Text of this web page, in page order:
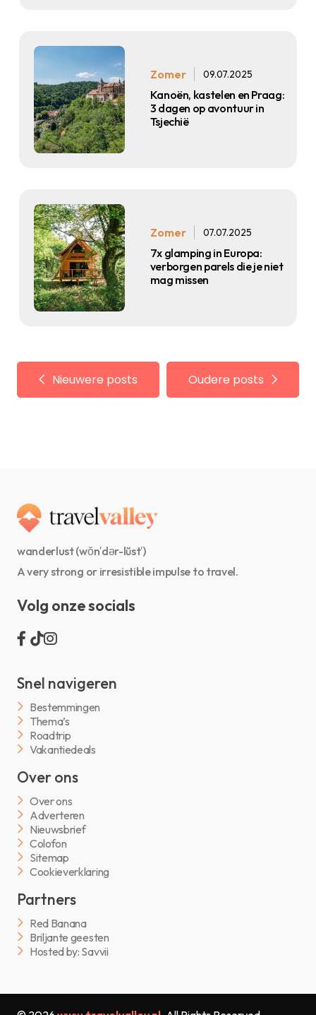
Zomer 09.07.2025
Kanoën, kastelen en Praag:
3 dagen op avontuur in
Tsjechië
Zomer 07.07.2025
7x glamping in Europa:
verborgen parels die je niet
mag missen
Nieuwere posts Oudere posts
wanderlust (wŏn′dər-lŭst′)
A very strong or irresistible impulse to travel.
Volg onze socials
Snel navigeren
Bestemmingen
Thema’s
Roadtrip
Vakantiedeals
Over ons
Over ons
Adverteren
Nieuwsbrief
Colofon
Sitemap
Cookieverklaring
Partners
Red Banana
Briljante geesten
Hosted by: Savvii